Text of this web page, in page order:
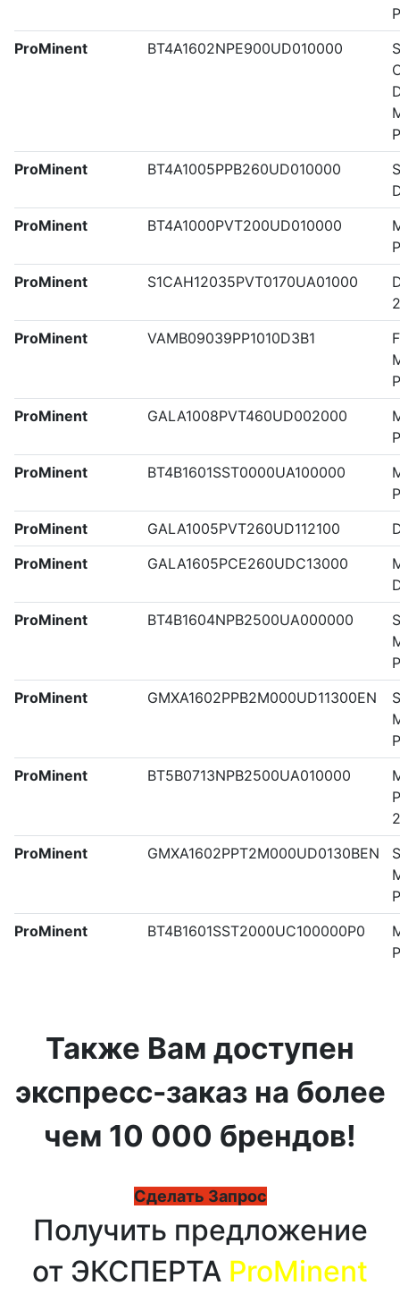
ProMinent
BT4A1602NPE900UD010000
ProMinent
BT4A1005PPB260UD010000
ProMinent
BT4A1000PVT200UD010000
ProMinent
S1CAH12035PVT0170UA01000
ProMinent
VAMB09039PP1010D3B1
ProMinent
GALA1008PVT460UD002000
ProMinent
BT4B1601SST0000UA100000
ProMinent
GALA1005PVT260UD112100
ProMinent
GALA1605PCE260UDC13000
ProMinent
BT4B1604NPB2500UA000000
ProMinent
GMXA1602PPB2M000UD11300EN
ProMinent
BT5B0713NPB2500UA010000
ProMinent
GMXA1602PPT2M000UD0130BEN
ProMinent
BT4B1601SST2000UC100000P0
Также Вам доступен
экспресс-заказ на более
чем 10 000 брендов!
Сделать Запрос
Получить предложение
от ЭКСПЕРТА ProMinent